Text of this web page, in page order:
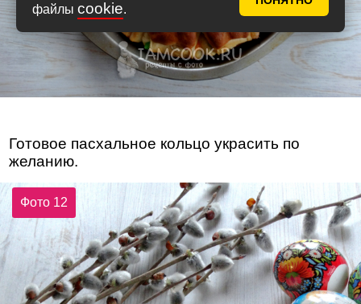
файлы cookie.
Готовое пасхальное кольцо украсить по
желанию.
Фото 12